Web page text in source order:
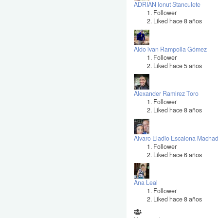
ADRIAN Ionut Stanculete
Follower
Liked hace 8 años
Aldo ivan Rampolla Gómez
Follower
Liked hace 5 años
Alexander Ramirez Toro
Follower
Liked hace 8 años
Alvaro Eladio Escalona
Follower
Liked hace 6 años
Ana Leal
Follower
Liked hace 8 años